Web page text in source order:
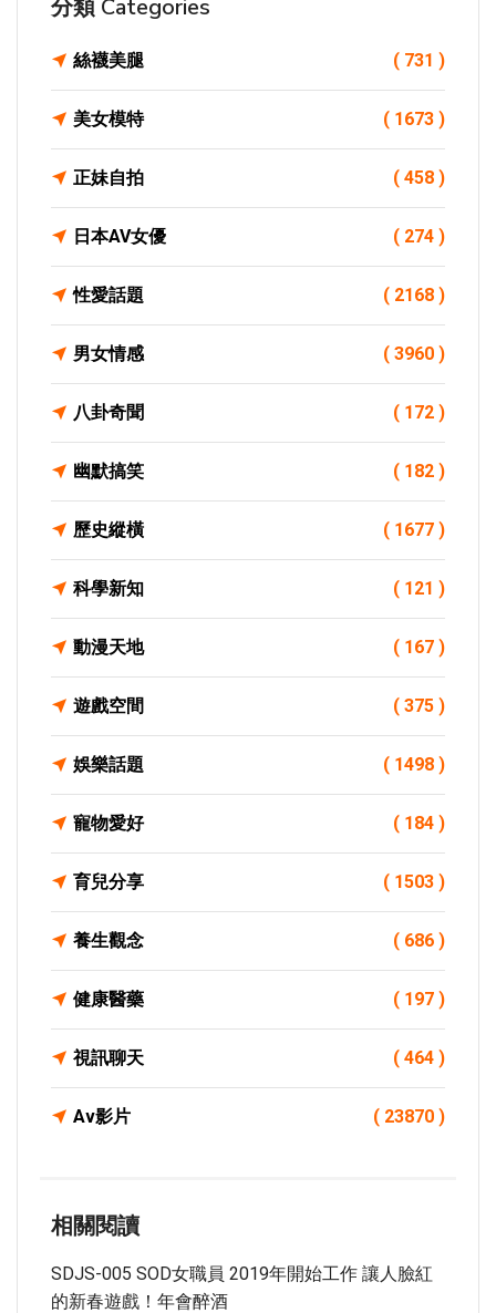
分類 Categories
絲襪美腿 ( 731 )
美女模特 ( 1673 )
正妹自拍 ( 458 )
日本AV女優 ( 274 )
性愛話題 ( 2168 )
男女情感 ( 3960 )
八卦奇聞 ( 172 )
幽默搞笑 ( 182 )
歷史縱橫 ( 1677 )
科學新知 ( 121 )
動漫天地 ( 167 )
遊戲空間 ( 375 )
娛樂話題 ( 1498 )
寵物愛好 ( 184 )
育兒分享 ( 1503 )
養生觀念 ( 686 )
健康醫藥 ( 197 )
視訊聊天 ( 464 )
Av影片 ( 23870 )
相關閱讀
SDJS-005 SOD女職員 2019年開始工作 讓人臉紅
的新春遊戲！年會醉酒